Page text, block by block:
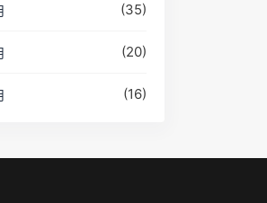
(35)
(20)
(16)